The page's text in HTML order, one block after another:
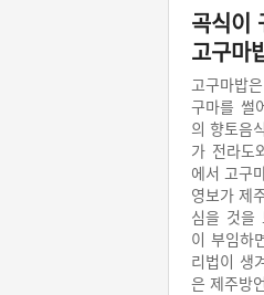
곡식이
고구마
고구마밥
구마를 썰
의 향토음
가 전라도
에서 고구
영보가 제
심을 것을
이 부임하
리법이 생
은 제주방